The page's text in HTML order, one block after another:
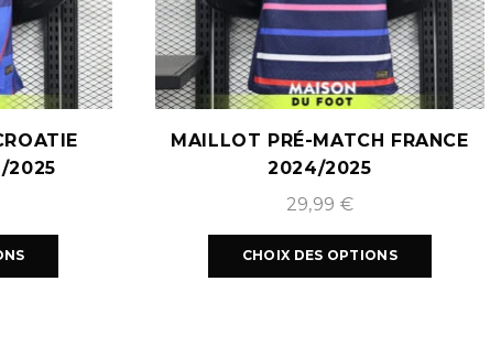
2025
MAILLOT PRÉ-MATCH FRANCE
2024/2025
29,99 €
CHOIX DES OPTIONS